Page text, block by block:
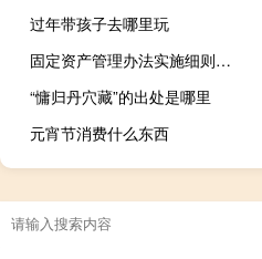
过年带孩子去哪里玩
固定资产管理办法实施细则解读（固定资产管理办法实施细则）
“慵归丹穴藏”的出处是哪里
元宵节消费什么东西